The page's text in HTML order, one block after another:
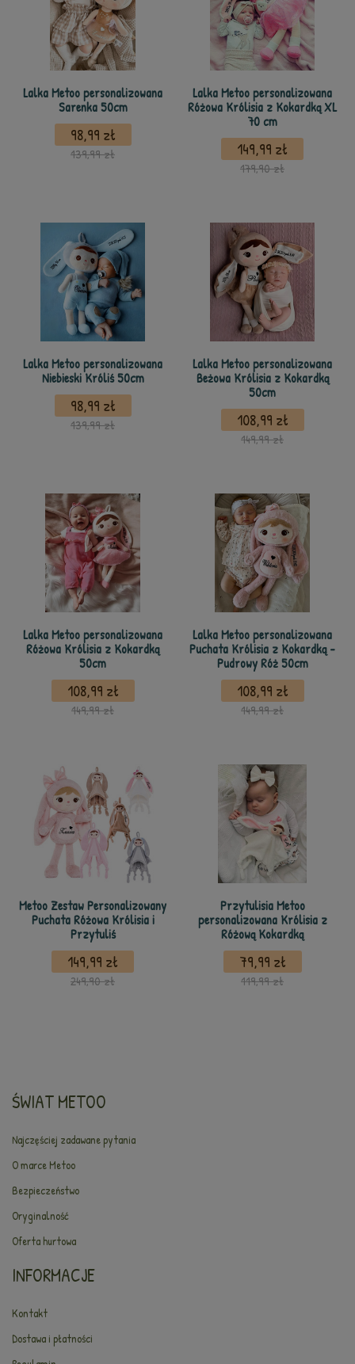
Lalka Metoo personalizowana
Sarenka 50cm
98,99 zł
139,99 zł
Lalka Metoo personalizowana
Różowa Królisia z Kokardką XL
70 cm
149,99 zł
179,90 zł
Lalka Metoo personalizowana
Niebieski Króliś 50cm
98,99 zł
139,99 zł
Lalka Metoo personalizowana
Beżowa Królisia z Kokardką
50cm
108,99 zł
149,99 zł
Lalka Metoo personalizowana
Różowa Królisia z Kokardką
50cm
108,99 zł
149,99 zł
Lalka Metoo personalizowana
Puchata Królisia z Kokardką -
Pudrowy Róż 50cm
108,99 zł
149,99 zł
Metoo Zestaw Personalizowany
Puchata Różowa Królisia i
Przytuliś
149,99 zł
249,90 zł
Przytulisia Metoo
personalizowana Królisia z
Różową Kokardką
79,99 zł
119,99 zł
ŚWIAT METOO
Najczęściej zadawane pytania
O marce Metoo
Bezpieczeństwo
Oryginalność
Oferta hurtowa
INFORMACJE
Kontakt
Dostawa i płatności